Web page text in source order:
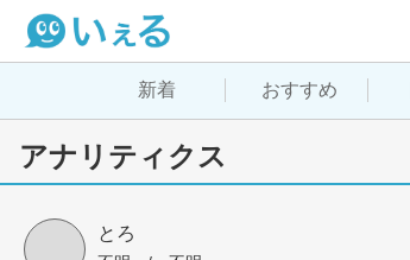
新着 おすすめ
アナリティクス
とろ